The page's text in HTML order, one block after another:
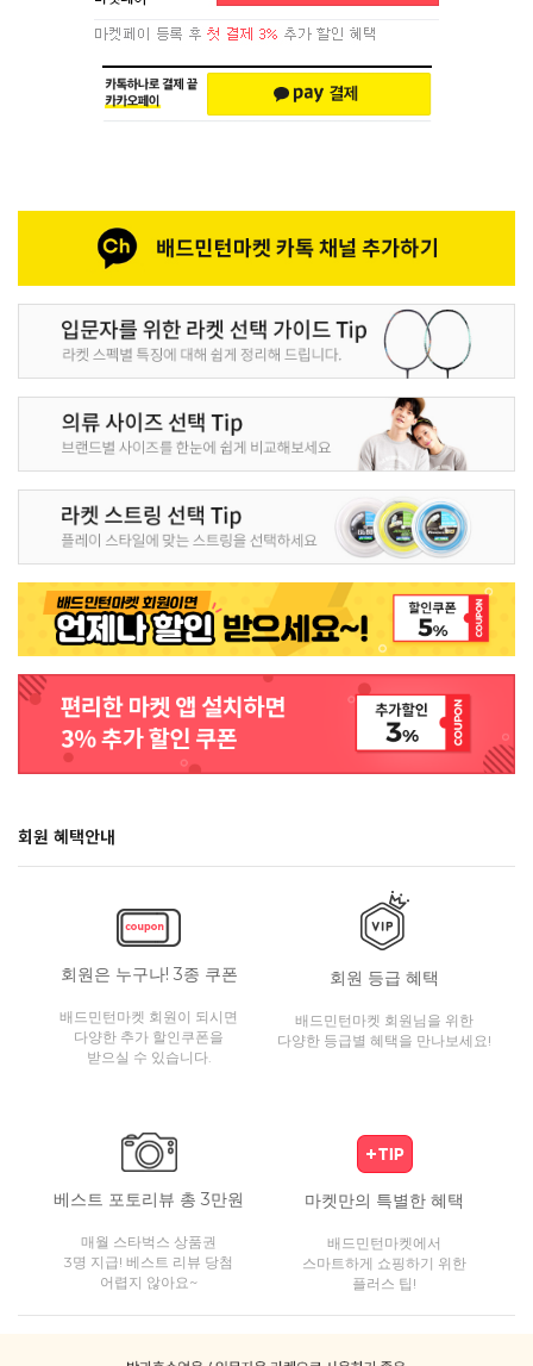
회원 혜택안내
회원은 누구나! 3종 쿠폰
배드민턴마켓 회원이 되시면
다양한 추가 할인쿠폰을
받으실 수 있습니다.
회원 등급 혜택
배드민턴마켓 회원님을 위한
다양한 등급별 혜택을 만나보세요!
베스트 포토리뷰 총 3만원
매월 스타벅스 상품권
3명 지급! 베스트 리뷰 당첨
어렵지 않아요~
마켓만의 특별한 혜택
배드민턴마켓에서
스마트하게 쇼핑하기 위한
플러스 팁!